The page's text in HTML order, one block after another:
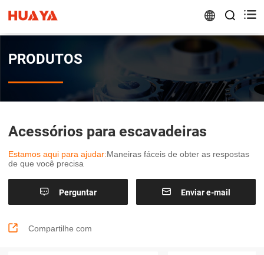
 
PRODUTOS
Acessórios para escavadeiras
Estamos aqui para ajudar:Maneiras fáceis de obter as respostas
de que você precisa
 Perguntar  Enviar e-mail
 Compartilhe com